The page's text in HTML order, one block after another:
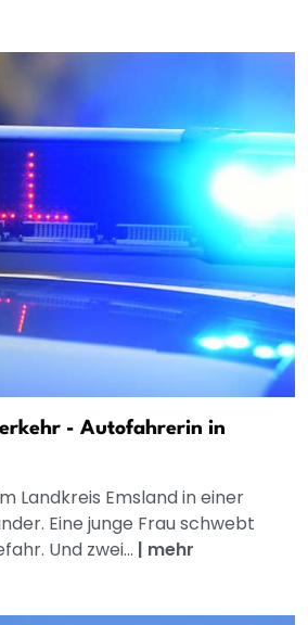
- Autofahrerin in
Landkreis Emsland in einer
Eine junge Frau schwebt
Und zwei... | mehr